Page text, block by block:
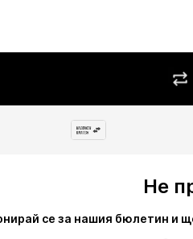
Не
се за нашия бюлетин и